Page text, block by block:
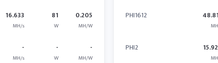
16.633
MH/s
81
W
0.205
MH/W
-
MH/s
-
W
-
MH/W
PHI1612
PHI2